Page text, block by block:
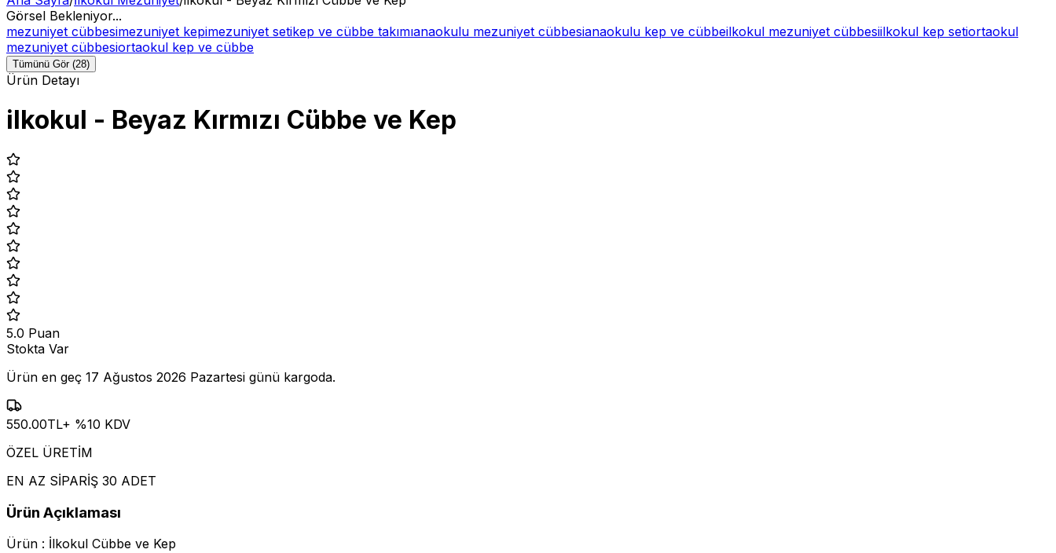
Görsel Bekleniyor...
mezuniyet cübbesimezuniyet kepimezuniyet setikep ve cübbe takımıanaokulu mezuniyet cübbesianaokulu kep ve cübbeilkokul mezuniyet cübbesiilkokul kep setiortaokul
mezuniyet cübbesiortaokul kep ve cübbe
Tümünü Gör (28)
Ürün Detayı
ilkokul - Beyaz Kırmızı Cübbe ve Kep
5.0 Puan
Stokta Var
Ürün en geç 17 Ağustos 2026 Pazartesi günü kargoda.
550.00TL+ %10 KDV
ÖZEL ÜRETİM
EN AZ SİPARİŞ 30 ADET
Ürün Açıklaması
Ürün : İlkokul Cübbe ve Kep